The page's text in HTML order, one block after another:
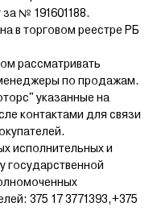
за № 191601188.
в торговом реестре РБ
рассматривать
по продажам.
указанные на
контактами для связи
исполнительных и
государственной
375 17 3771393,+375